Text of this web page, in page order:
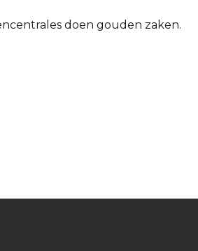
doen gouden zaken.